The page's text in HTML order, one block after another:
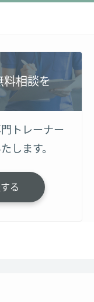
料相談を
トレーナー
します。
る